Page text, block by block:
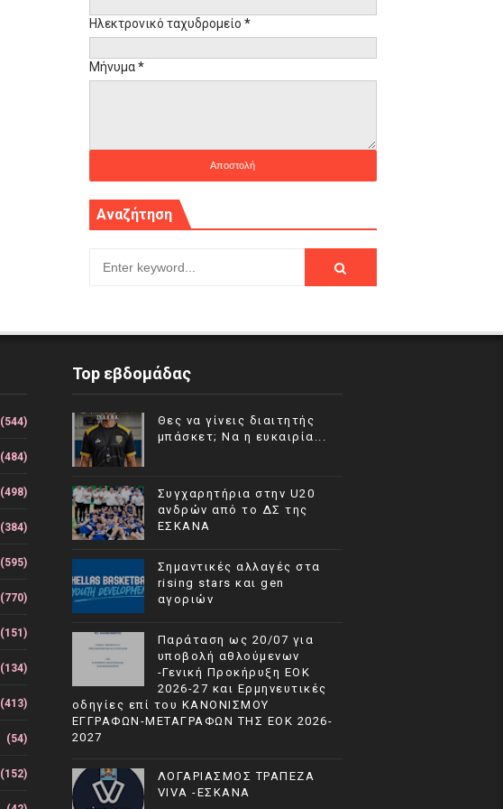
Ηλεκτρονικό ταχυδρομείο *
Μήνυμα*
Αναζήτηση
(544)
(484)
(498)
(384)
(595)
(770)
(151)
(134)
(413)
(54)
(152)
Top εβδομάδας
Θες να γίνεις διαιτητής
μπάσκετ; Να η ευκαιρία...
Συγχαρητήρια στην U20
ανδρών από το ΔΣ της
ΕΣΚΑΝΑ
Σημαντικές αλλαγές στα
rising stars και gen
αγοριών
Παράταση ως 20/07 για
υποβολή αθλούμενων
-Γενική Προκήρυξη ΕΟΚ
2026-27 και Ερμηνευτικές
οδηγίες επί του ΚΑΝΟΝΙΣΜΟΥ
ΕΓΓΡΑΦΩΝ-ΜΕΤΑΓΡΑΦΩΝ ΤΗΣ ΕΟΚ 2026-
2027
ΛΟΓΑΡΙΑΣΜΟΣ ΤΡΑΠΕΖΑ
VIVA -ΕΣΚΑΝΑ